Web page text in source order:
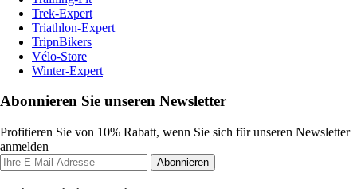
Trek-Expert
Triathlon-Expert
TripnBikers
Vélo-Store
Winter-Expert
Abonnieren Sie unseren Newsletter
Profitieren Sie von 10% Rabatt, wenn Sie sich für unseren Newsletter
anmelden
Abonnieren